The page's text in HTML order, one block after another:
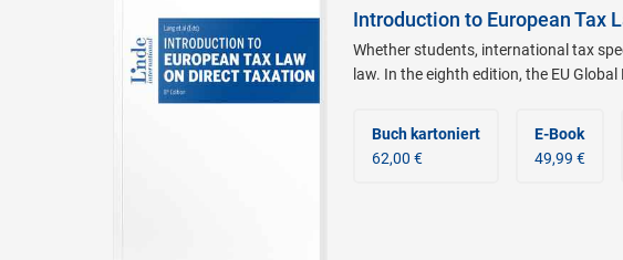
Introduction to European Tax
Whether students, international tax
law. In the eighth edition, the EU
Buch kartoniert
62,00 €
E-Book
49,99 €